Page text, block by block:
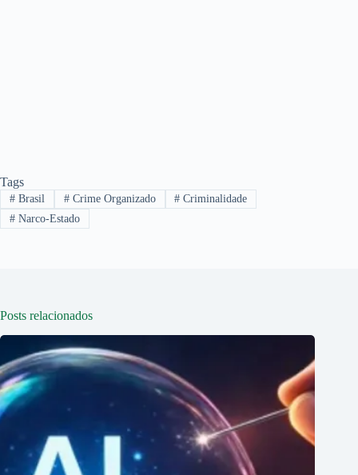
Tags
#Brasil #Crime Organizado # Criminalidade
#Narco-Estado
Posts relacionados